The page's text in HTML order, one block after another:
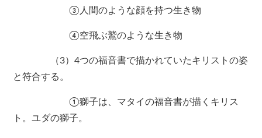
③人間のような顔を持つ生き物
④空飛ぶ鷲のような生き物
（3）4つの福音書で描かれていたキリストの姿
と符合する。
①獅子は、マタイの福音書が描くキリス
ト。ユダの獅子。